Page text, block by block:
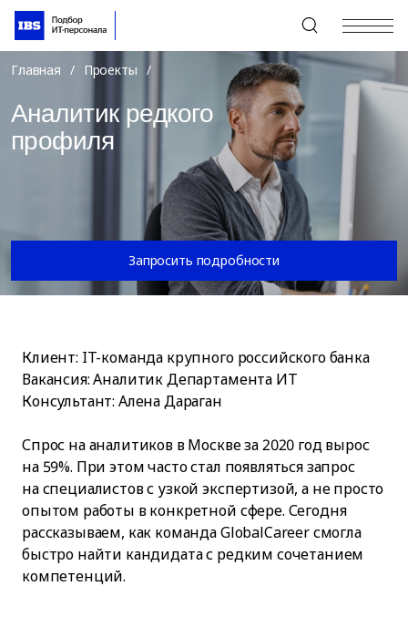
+7 (495) 967-80-80
Главная / Проекты /
Аналитик редкого
профиля
Запросить подробности
Клиент: IT-команда крупного российского банка
Вакансия: Аналитик Департамента ИТ
Консультант: Алена Дараган
Спрос на аналитиков в Москве за 2020 год вырос
на 59%. При этом часто стал появляться запрос
на специалистов с узкой экспертизой, а не просто
опытом работы в конкретной сфере. Сегодня
рассказываем, как команда GlobalCareer смогла
быстро найти кандидата с редким сочетанием
компетенций.